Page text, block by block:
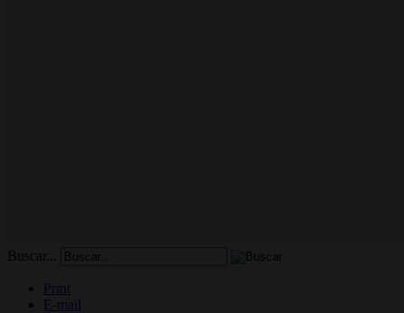
Buscar...
Print
E-mail